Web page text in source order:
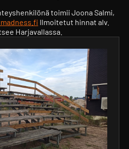
toimii Joona Salmi,
Ilmoitetut hinnat alv.
Harjavallassa.